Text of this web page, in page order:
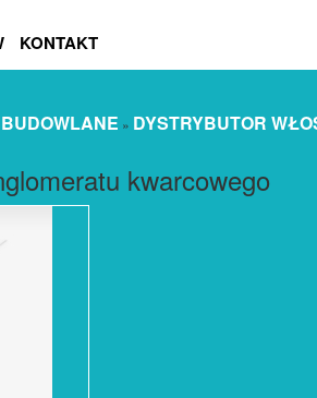
KONTAKT
» DYSTRYBUTOR
kwarcowego